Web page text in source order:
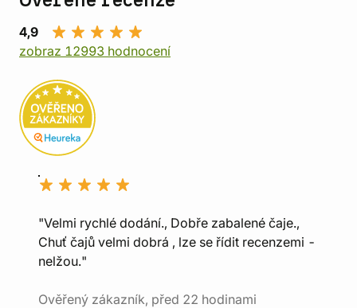
4,9
zobraz 12993 hodnocení
"Velmi rychlé dodání., Dobře zabalené čaje.,
Chuť čajů velmi dobrá , lze se řídit recenzemi -
nelžou."
Ověřený zákazník, před 22 hodinami